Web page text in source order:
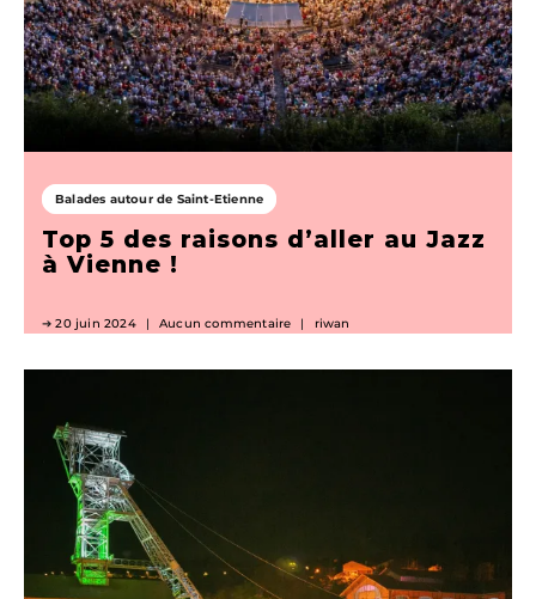
Balades autour de Saint-Etienne
Top 5 des raisons d’aller au Jazz
à Vienne !
20 juin 2024 Aucun commentaire riwan